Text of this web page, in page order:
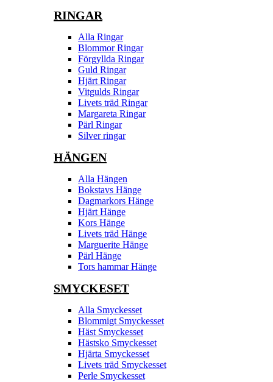
RINGAR
Alla Ringar
Blommor Ringar
Förgyllda Ringar
Guld Ringar
Hjärt Ringar
Vitgulds Ringar
Livets träd Ringar
Margareta Ringar
Pärl Ringar
Silver ringar
HÄNGEN
Alla Hängen
Bokstavs Hänge
Dagmarkors Hänge
Hjärt Hänge
Kors Hänge
Livets träd Hänge
Marguerite Hänge
Pärl Hänge
Tors hammar Hänge
SMYCKESET
Alla Smyckesset
Blommigt Smyckesset
Häst Smyckesset
Hästsko Smyckesset
Hjärta Smyckesset
Livets träd Smyckesset
Perle Smyckesset